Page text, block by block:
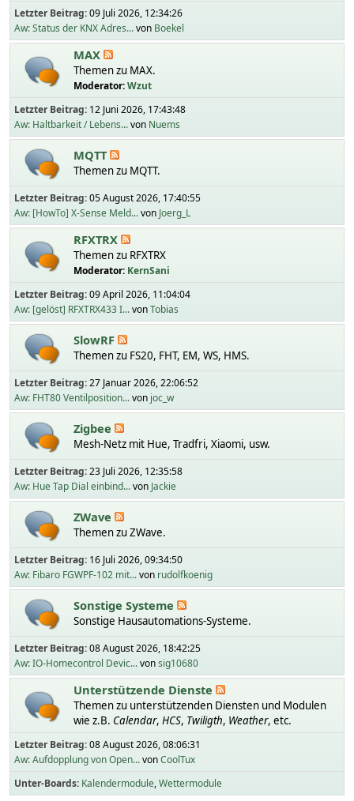
Letzter Beitrag:09 Juli 2026, 12:34:26
Aw: Status der KNX Adres...von Boekel
MAX
Themen zu MAX.
Moderator:Wzut
Letzter Beitrag: 12 Juni 2026, 17:43:48
Aw: Haltbarkeit / Lebens...von Nuems
MQTT
Themen zu MQTT.
Letzter Beitrag:05 August 2026, 17:40:55
Aw: [HowTo] X-Sense Meld...von Joerg_L
RFXTRX
Themen zu RFXTRX
Moderator: KernSani
Letzter Beitrag:09 April 2026, 11:04:04
Aw: [gelöst] RFXTRX433 I...vonTobias
SlowRF
Themen zu FS20, FHT, EM, WS, HMS.
Letzter Beitrag:27 Januar 2026, 22:06:52
Aw: FHT80 Ventilposition...von joc_w
Zigbee
Mesh-Netz mit Hue, Tradfri, Xiaomi, usw.
Letzter Beitrag:23 Juli 2026, 12:35:58
Aw: Hue Tap Dial einbind...von Jackie
ZWave
Themen zu ZWave.
Letzter Beitrag: 16 Juli 2026, 09:34:50
Aw: Fibaro FGWPF-102 mit...von rudolfkoenig
Sonstige Systeme
Sonstige Hausautomations-Systeme.
Letzter Beitrag:08 August 2026, 18:42:25
Aw: IO-Homecontrol Devic...vonsig10680
Unterstützende Dienste
Themen zu unterstützenden Diensten und Modulen
wie z.B. Calendar, HCS, Twiligth, Weather, etc.
Letzter Beitrag:08 August 2026, 08:06:31
Aw: Aufdopplung von Open...vonCoolTux
Unter-Boards Kalendermodule Wettermodule